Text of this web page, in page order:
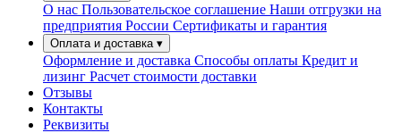
О нас Пользовательское соглашение Наши отгрузки на
предприятия России Сертификаты и гарантия
Оплата и доставка ▾
Оформление и доставка Способы оплаты Кредит и
лизинг Расчет стоимости доставки
Отзывы
Контакты
Реквизиты